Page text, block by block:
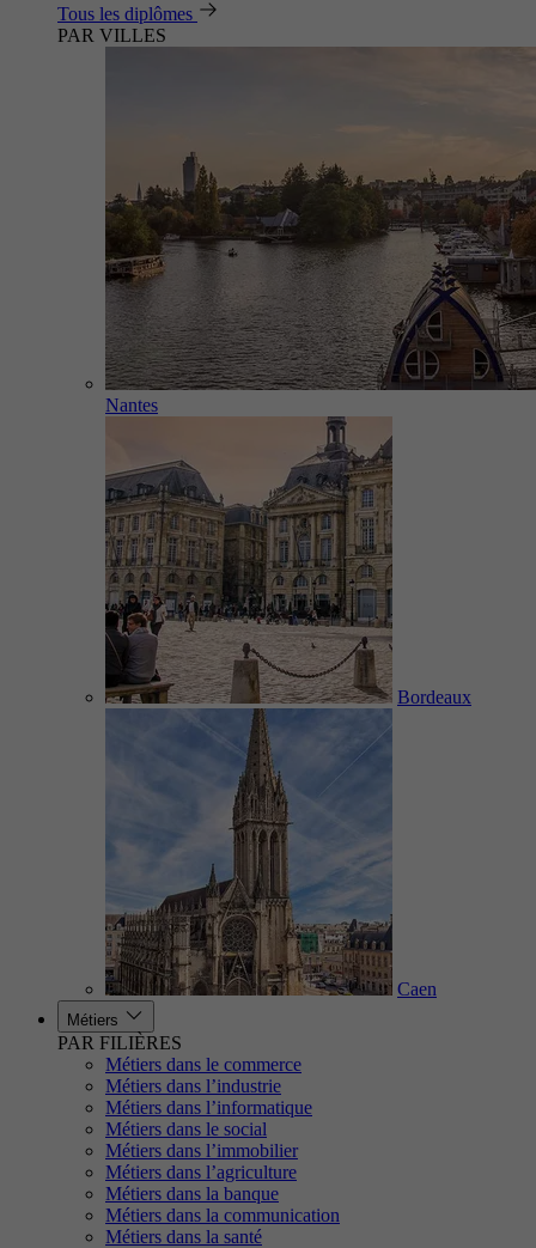
Tous les diplômes
PAR VILLES
Nantes
Bordeaux
Caen
Métiers
PAR FILIÈRES
Métiers dans le commerce
Métiers dans l’industrie
Métiers dans l’informatique
Métiers dans le social
Métiers dans l’immobilier
Métiers dans l’agriculture
Métiers dans la banque
Métiers dans la communication
Métiers dans la santé